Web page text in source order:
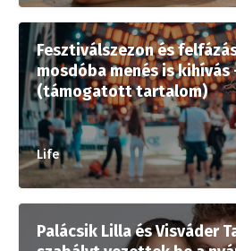
Fesztiválszezon és
mosdóba menés is kihívás
(támogatott tartalom)
Life
Palácsik Lilla és Visváder